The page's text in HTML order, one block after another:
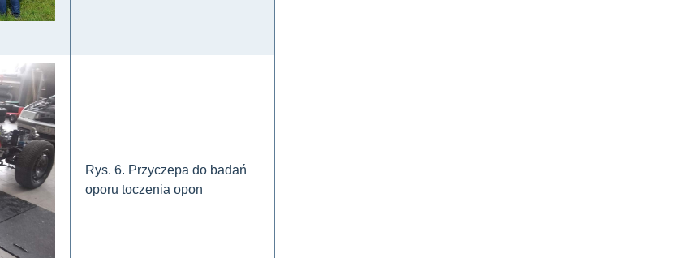
Rys. 6. Przyczepa do badań
oporu toczenia opon